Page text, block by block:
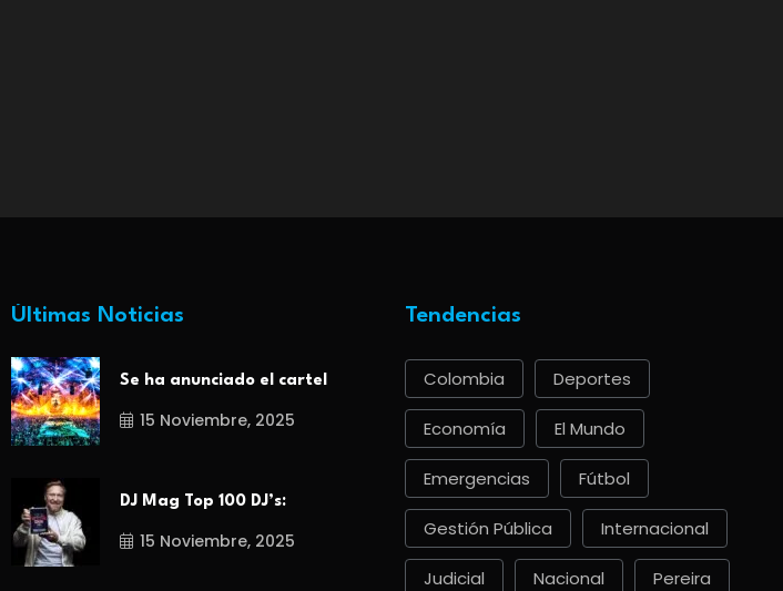
Últimas Noticias
Se ha anunciado el cartel
15 Noviembre, 2025
DJ Mag Top 100 DJ’s:
15 Noviembre, 2025
Tendencias
Colombia Deportes
Economía El Mundo
Emergencias Fútbol
Gestión Pública Internacional
Judicial Nacional Pereira